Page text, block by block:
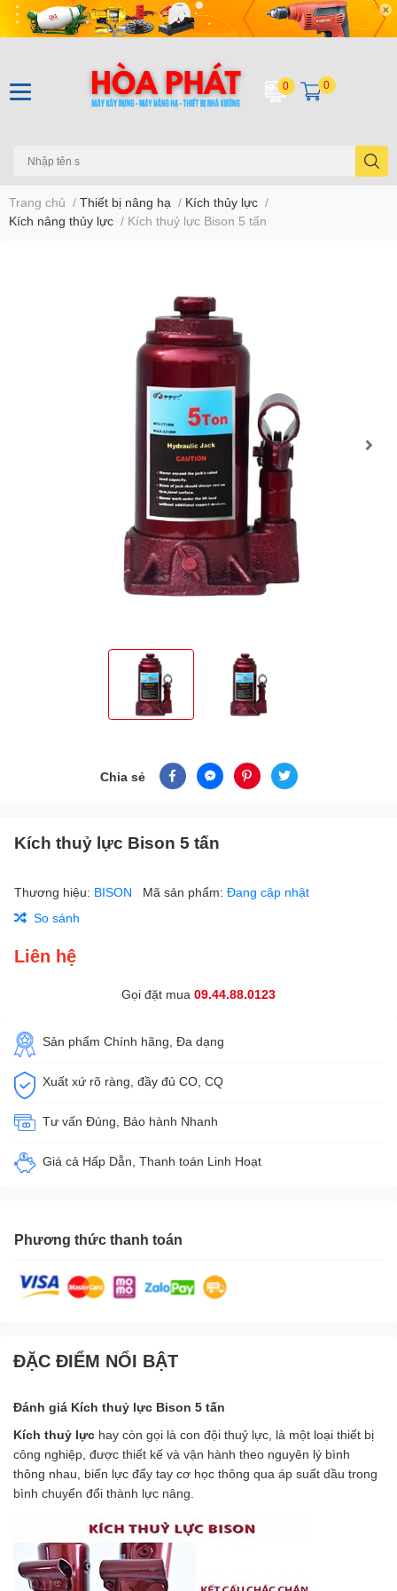
0 0
Trang chủ / Thiết bị nâng hạ / Kích thủy lực /
Kích nâng thủy lực / Kích thuỷ lực Bison 5 tấn
Chia sẻ
Kích thuỷ lực Bison 5 tấn
Thương hiệu: BISON Mã sản phẩm: Đang cập nhật
So sánh
Liên hệ
Gọi đặt mua 09.44.88.0123
Sản phẩm Chính hãng, Đa dạng
Xuất xứ rõ ràng, đầy đủ CO, CQ
Tư vấn Đúng, Bảo hành Nhanh
Giá cả Hấp Dẫn, Thanh toán Linh Hoạt
Phương thức thanh toán
ĐẶC ĐIỂM NỔI BẬT
Đánh giá Kích thuỷ lực Bison 5 tấn
Kích thuỷ lực hay còn gọi là con đội thuỷ lực, là một loại thiết bị
công nghiệp, được thiết kế và vận hành theo nguyên lý bình
thông nhau, biến lực đẩy tay cơ học thông qua áp suất dầu trong
bình chuyển đổi thành lực nâng.